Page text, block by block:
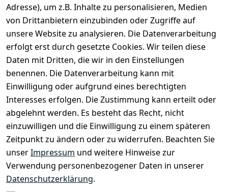
Adresse), um z.B. Inhalte zu personalisieren, Medien
von Drittanbietern einzubinden oder Zugriffe auf
unsere Website zu analysieren. Die Datenverarbeitung
erfolgt erst durch gesetzte Cookies. Wir teilen diese
Daten mit Dritten, die wir in den Einstellungen
benennen. Die Datenverarbeitung kann mit
Einwilligung oder aufgrund eines berechtigten
Interesses erfolgen. Die Zustimmung kann erteilt oder
abgelehnt werden. Es besteht das Recht, nicht
einzuwilligen und die Einwilligung zu einem späteren
Zeitpunkt zu ändern oder zu widerrufen. Beachten Sie
unserImpressum und weitere Hinweise zur
Verwendung personenbezogener Daten in unserer
Datenschutzerklärung.
Rechtliches
Impressum
Datenschutze
rklärung
Barrierefreihe
itserklärung
Widerrufsrec
ht
Services
Registrieren